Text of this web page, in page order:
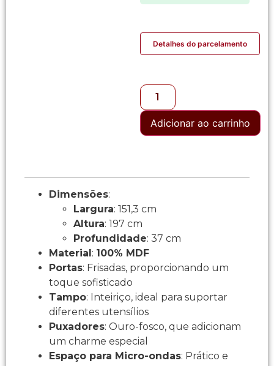
Detalhes do parcelamento
Adicionar ao carrinho
Dimensões:
Largura: 151,3 cm
Altura: 197 cm
Profundidade: 37 cm
Material: 100% MDF
Portas: Frisadas, proporcionando um
toque sofisticado
Tampo: Inteiriço, ideal para suportar
diferentes utensílios
Puxadores: Ouro-fosco, que adicionam
um charme especial
Espaço para Micro-ondas: Prático e